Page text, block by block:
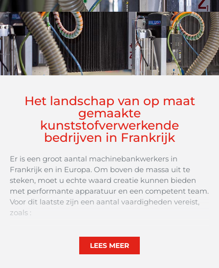
Het landschap van op maat
gemaakte
kunststofverwerkende
bedrijven in Frankrijk
Er is een groot aantal machinebankwerkers in
Frankrijk en in Europa. Om boven de massa uit te
steken, moet u echte waard creatie kunnen bieden
met performante apparatuur en een competent team.
Voor dit laatste zijn een aantal vaardigheden vereist,
zoals :
LEES MEER